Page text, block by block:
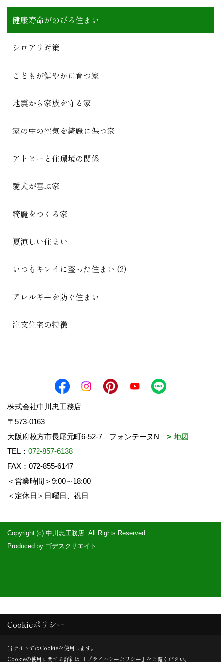
健康寿命がのびる住まい
シロアリ対策
こどもが健やかに育つ家
地震から家族を守る家
家の中の空気を綺麗に保つ家
アトピーと住環境の関係
愛犬が喜ぶ家
綺麗をつくる家
夏涼しい住まい
いつもキレイに整った住まい (2)
アレルギーを防ぐ住まい
注文住宅の特徴
株式会社中川忠工務店
〒573-0163
大阪府枚方市長尾元町6-52-7 フォンテーヌN
地図
TEL： 072-857-6138
FAX：072-855-6147
＜営業時間＞9:00～18:00
＜定休日＞日曜日、祝日
Copyright (c) 中川忠工務店. All Rights Reserved.
Produced by ゴデスクリエイト
Cookieポリシー
当サイトではCookieを使用します。
Cookieの使用に関する詳細は 「プライバシーポリシー 」をご覧ください。